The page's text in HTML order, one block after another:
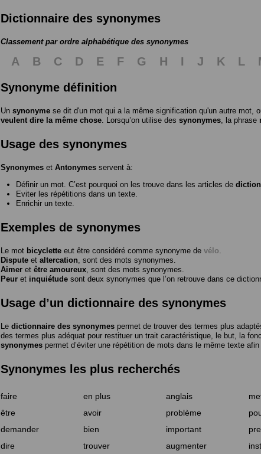
Dictionnaire des synonymes
Classement par ordre alphabétique des synonymes
A B C D E F G H I J K L
Synonyme définition
Un synonyme se dit d'un mot qui a la même signification qu'un autre mot,
veulent dire la même chose . Lorsqu’on utilise des synonymes , la phrase
Usage des synonymes
Synonymes et Antonymes servent à:
Définir un mot. C’est pourquoi on les trouve dans les articles de
Eviter les répétitions dans un texte.
Enrichir un texte.
Exemples de synonymes
Le mot bicyclette eut être considéré comme synonyme de vélo
Dispute et altercation , sont des mots synonymes.
Aimer et être amoureux , sont des mots synonymes.
Peur et inquiétude sont deux synonymes que l’on retrouve dans ce
Usage d’un dictionnaire des synonymes
Le dictionnaire des synonymes permet de trouver des termes plus
des termes plus adéquat pour restituer un trait caractéristique, le but, la
synonymes permet d’éviter une répétition de mots dans le même texte
Synonymes les plus recherchés
faire en plus anglais
être
avoir problème
demander
bien important
dire
trouver augmenter